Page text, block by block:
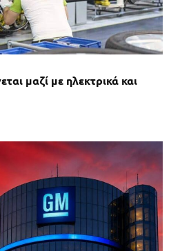
μαζί με ηλεκτρικά και